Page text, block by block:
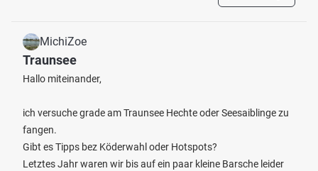
MichiZoe
Traunsee
Hallo miteinander,
ich versuche grade am Traunsee Hechte oder Seesaiblinge zu
fangen.
Gibt es Tipps bez Köderwahl oder Hotspots?
Letztes Jahr waren wir bis auf ein paar kleine Barsche leider